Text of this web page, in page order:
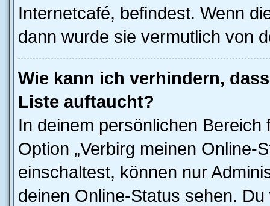
Internetcafé, befindest. Wenn
dann wurde sie vermutlich von
Wie kann ich verhindern,
Liste auftaucht?
In deinem persönlichen
Option „Verbirg meinen Online-
einschaltest, können nur
deinen Online-Status sehen.